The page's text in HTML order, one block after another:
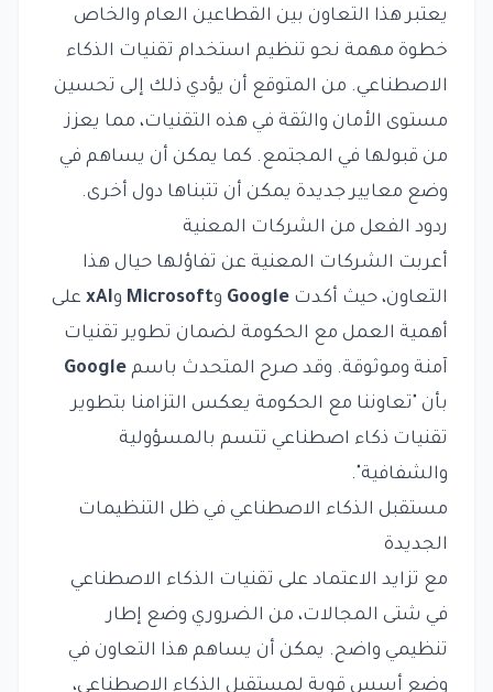
يعتبر هذا التعاون بين القطاعين العام والخاص
خطوة مهمة نحو تنظيم استخدام تقنيات الذكاء
الاصطناعي. من المتوقع أن يؤدي ذلك إلى تحسين
مستوى الأمان والثقة في هذه التقنيات، مما يعزز
من قبولها في المجتمع. كما يمكن أن يساهم في
وضع معايير جديدة يمكن أن تتبناها دول أخرى.
ردود الفعل من الشركات المعنية
أعربت الشركات المعنية عن تفاؤلها حيال هذا
التعاون، حيث أكدت Google وMicrosoft وxAI على
أهمية العمل مع الحكومة لضمان تطوير تقنيات
آمنة وموثوقة. وقد صرح المتحدث باسم Google
بأن "تعاوننا مع الحكومة يعكس التزامنا بتطوير
تقنيات ذكاء اصطناعي تتسم بالمسؤولية
والشفافية".
مستقبل الذكاء الاصطناعي في ظل التنظيمات
الجديدة
مع تزايد الاعتماد على تقنيات الذكاء الاصطناعي
في شتى المجالات، من الضروري وضع إطار
تنظيمي واضح. يمكن أن يساهم هذا التعاون في
وضع أسس قوية لمستقبل الذكاء الاصطناعي،